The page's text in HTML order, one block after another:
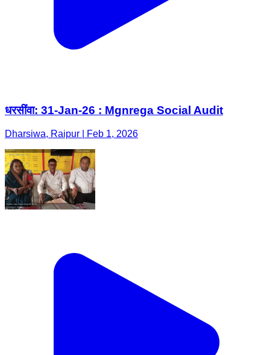
धरसींवा: 31-Jan-26 : Mgnrega Social Audit
Dharsiwa, Raipur | Feb 1, 2026